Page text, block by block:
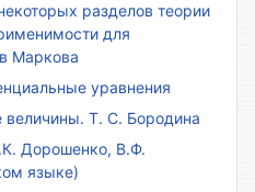
разделов теории
для
Маркова
уравнения
Т. С. Бородина
Дорошенко, В.Ф.
языке)